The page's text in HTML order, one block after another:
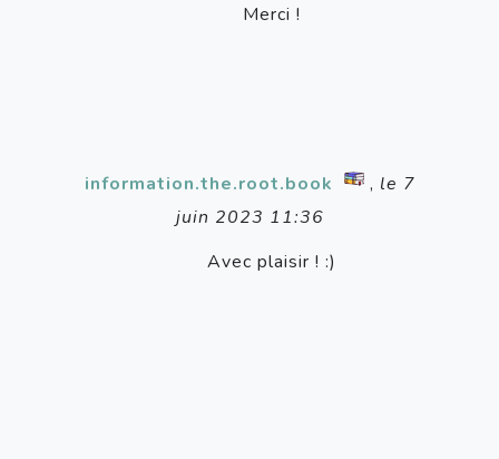
Merci !
information.the.root.book , le 7
juin 2023 11:36
Avec plaisir ! :)